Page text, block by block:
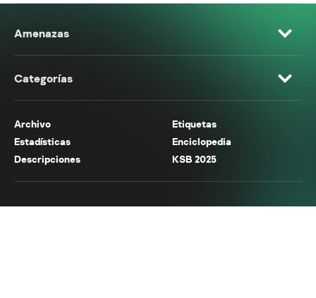
Amenazas
Categorías
Archivo
Etiquetas
Estadísticas
Enciclopedia
Descripciones
KSB 2025